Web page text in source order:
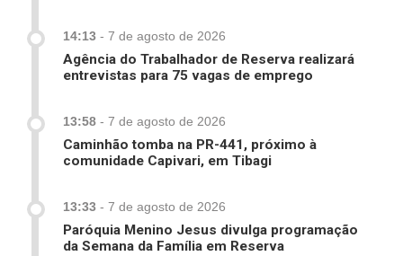
14:13 - 7 de agosto de 2026
Agência do Trabalhador de Reserva realizará
entrevistas para 75 vagas de emprego
13:58 - 7 de agosto de 2026
Caminhão tomba na PR-441, próximo à
comunidade Capivari, em Tibagi
13:33 - 7 de agosto de 2026
Paróquia Menino Jesus divulga programação
da Semana da Família em Reserva